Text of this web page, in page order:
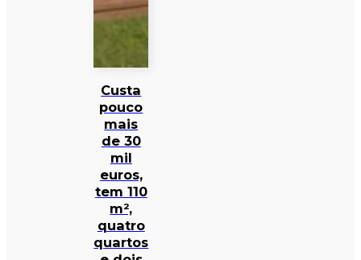
Custa
pouco
mais
de 30
mil
euros,
tem 110
m²,
quatro
quartos